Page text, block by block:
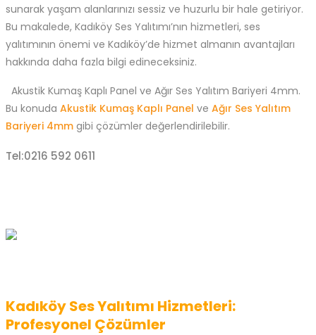
sunarak yaşam alanlarınızı sessiz ve huzurlu bir hale getiriyor.
Bu makalede, Kadıköy Ses Yalıtımı’nın hizmetleri, ses
yalıtımının önemi ve Kadıköy’de hizmet almanın avantajları
hakkında daha fazla bilgi edineceksiniz.
Akustik Kumaş Kaplı Panel ve Ağır Ses Yalıtım Bariyeri 4mm.
Bu konuda Akustik Kumaş Kaplı Panel ve Ağır Ses Yalıtım
Bariyeri 4mm gibi çözümler değerlendirilebilir.
Tel:0216 592 0611
Kadıköy Ses Yalıtımı Hizmetleri:
Profesyonel Çözümler